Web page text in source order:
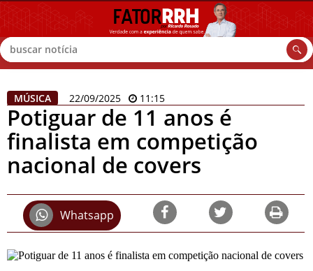
Buscar
MÚSICA 22/09/2025 11:15
Potiguar de 11 anos é
finalista em competição
nacional de covers
Whatsapp